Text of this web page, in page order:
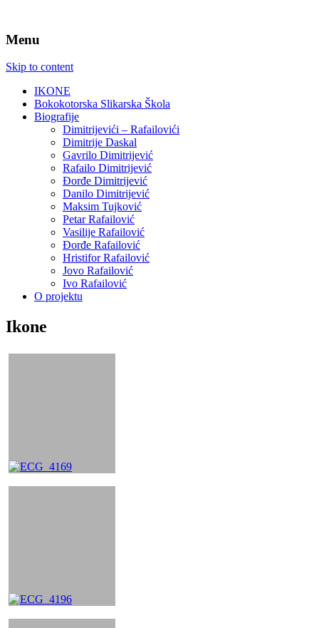
Menu
Skip to content
IKONE
Bokokotorska Slikarska Škola
Biografije
Dimitrijevići – Rafailovići
Dimitrije Daskal
Gavrilo Dimitrijević
Rafailo Dimitrijević
Đorđe Dimitrijević
Danilo Dimitrijević
Maksim Tujković
Petar Rafailović
Vasilije Rafailović
Đorđe Rafailović
Hristifor Rafailović
Jovo Rafailović
Ivo Rafailović
O projektu
Ikone